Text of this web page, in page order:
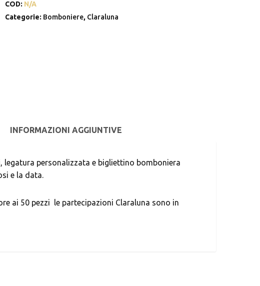
COD: N/A
Categorie: Bomboniere, Claraluna
INFORMAZIONI AGGIUNTIVE
legatura personalizzata e bigliettino bomboniera
e la data.
ai 50 pezzi le partecipazioni Claraluna sono in